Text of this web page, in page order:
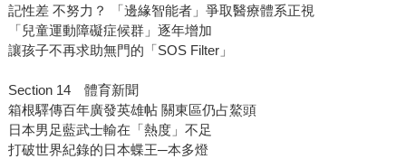
記性差 不努力？ 「邊緣智能者」爭取醫療體系正視
「兒童運動障礙症候群」逐年增加
讓孩子不再求助無門的「SOS Filter」
Section 14 體育新聞
箱根驛傳百年廣發英雄帖 關東區仍占鰲頭
日本男足藍武士輸在「熱度」不足
打破世界紀錄的日本蝶王─本多燈